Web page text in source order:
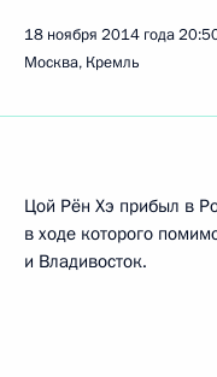
18 ноября 2014 года
Москва, Кремль
Цой Рён Хэ прибыл в
в ходе которого
и Владивосток.